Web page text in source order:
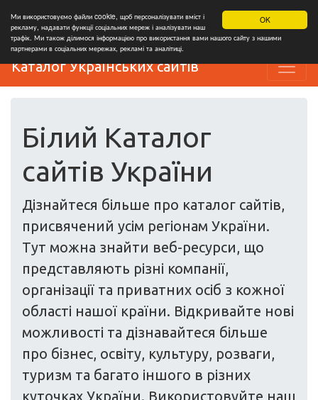
OK
Ми використовуємо файли cookie, щоб персоналізувати вміст і
рекламу, надавати функції соціальних мереж і аналізувати наш
трафік. Ми також ділимося інформацією про використання вами нашого сайту з нашими
партнерами в соціальних мережах, рекламі та аналітиці.
Каталог Українських сайтів
Білий Каталог
сайтів України
Дізнайтеся більше про каталог сайтів,
присвячений усім регіонам України.
Тут можна знайти веб-ресурси, що
представляють різні компанії,
організації та приватних осіб з кожної
області нашої країни. Відкривайте нові
можливості та дізнавайтеся більше
про бізнес, освіту, культуру, розваги,
туризм та багато іншого в різних
куточках України. Використовуйте наш